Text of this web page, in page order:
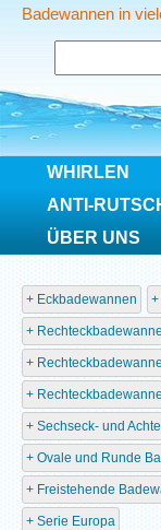
Badewannen in
Home
Eckbadewannen
Sechseck- und
Ovale und Runde
Freistehende
Serie Europa
WHIRLEN
ANTI-
ÜBER UNS